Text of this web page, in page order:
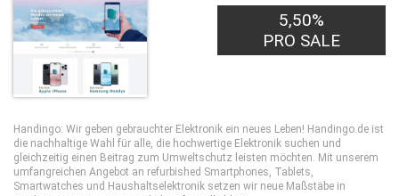
5,50%
PRO SALE
Handingo: Wir geben gebrauchter Elektronik ein neues Leben! Handingo.de ist
die nachhaltige Wahl für alle, die hochwertige Elektronik suchen und
gleichzeitig einen Beitrag zum Umweltschutz leisten möchten. Mit unserem
umfangreichen Angebot an refurbished Smartphones, Tablets,
Smartwatches und Haushaltselektronik setzen wir neue Maßstäbe in